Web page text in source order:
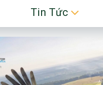
30/01/2026 12:00 sáng
18/04/2025 12:00 sáng
Tin Tức